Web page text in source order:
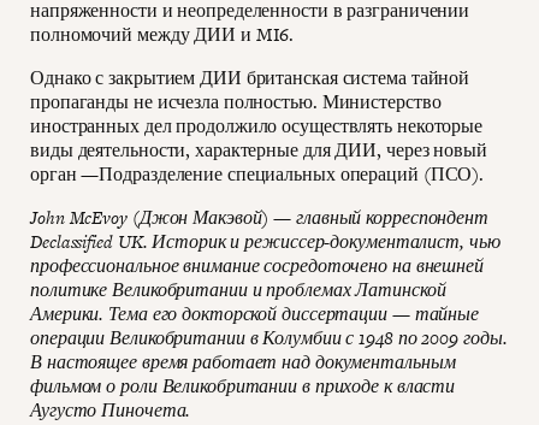
напряженности и неопределенности в разграничении
полномочий между ДИИ и MI6.
Однако с закрытием ДИИ британская система тайной
пропаганды не исчезла полностью. Министерство
иностранных дел продолжило осуществлять некоторые
виды деятельности, характерные для ДИИ, через новый
орган —Подразделение специальных операций (ПСО).
John McEvoy (Джон Макэвой) — главный корреспондент
Declassified UK. Историк и режиссер-документалист, чью
профессиональное внимание сосредоточено на внешней
политике Великобритании и проблемах Латинской
Америки. Тема его докторской диссертации — тайные
операции Великобритании в Колумбии с 1948 по 2009 годы.
В настоящее время работает над документальным
фильмом о роли Великобритании в приходе к власти
Аугусто Пиночета.